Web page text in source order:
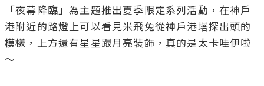
「夜幕降臨」為主題推出夏季限定系列活動，在神戶
港附近的路燈上可以看見米飛兔從神戶港塔探出頭的
模樣，上方還有星星跟月亮裝飾，真的是太卡哇伊啦
～